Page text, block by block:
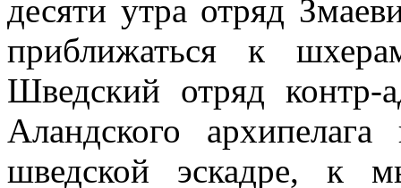
десяти утра отряд
прибли­жаться к
Шведский отряд контр-
Аландского
шведской эскадре, к